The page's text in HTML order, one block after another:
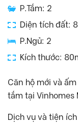
P.Tắm: 2
Diện tích đất:
P.Ngủ: 2
Kích thước:
Căn hộ mới và
tắm tại Vinhomes
Dịch vụ và tiện